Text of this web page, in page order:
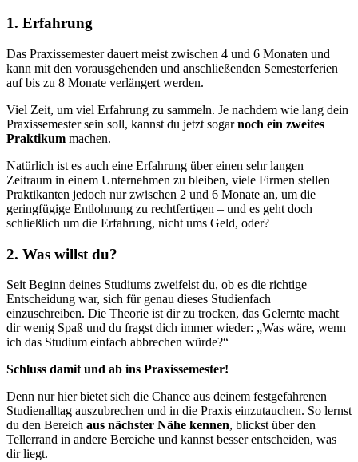
1. Erfahrung
Das Praxissemester dauert meist zwischen 4 und 6 Monaten und
kann mit den vorausgehenden und anschließenden Semesterferien
auf bis zu 8 Monate verlängert werden.
Viel Zeit, um viel Erfahrung zu sammeln. Je nachdem wie lang dein
Praxissemester sein soll, kannst du jetzt sogarnoch ein zweites
Praktikum machen.
Natürlich ist es auch eine Erfahrung über einen sehr langen
Zeitraum in einem Unternehmen zu bleiben, viele Firmen stellen
Praktikanten jedoch nur zwischen 2 und 6 Monate an, um die
geringfügige Entlohnung zu rechtfertigen – und es geht doch
schließlich um die Erfahrung, nicht ums Geld, oder?
2. Was willst du?
Seit Beginn deines Studiums zweifelst du, ob es die richtige
Entscheidung war, sich für genau dieses Studienfach
einzuschreiben. Die Theorie ist dir zu trocken, das Gelernte macht
dir wenig Spaß und du fragst dich immer wieder: „Was wäre, wenn
ich das Studium einfach abbrechen würde?“
Schluss damit und ab ins Praxissemester!
Denn nur hier bietet sich die Chance aus deinem festgefahrenen
Studienalltag auszubrechen und in die Praxis einzutauchen. So lernst
du den Bereich aus nächster Nähe kennen, blickst über den
Tellerrand in andere Bereiche und kannst besser entscheiden, was
dir liegt.